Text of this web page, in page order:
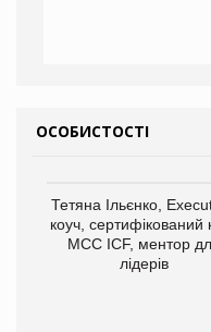
ОСОБИСТОСТІ
Тетяна Ільєнко,
коуч, сертифікований
МСС ICF, ментор
лідерів